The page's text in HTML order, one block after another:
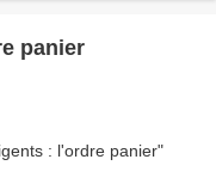
panier